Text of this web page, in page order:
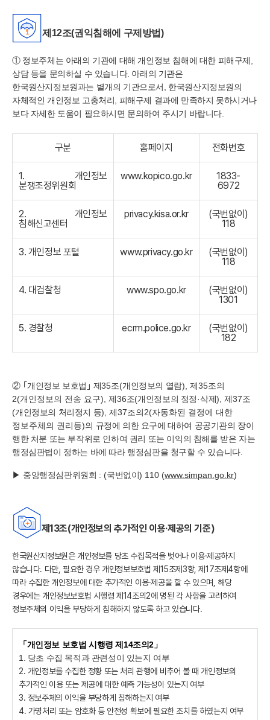
제12조(권익침해에 구제방법)
① 정보주체는 아래의 기관에 대해 개인정보 침해에 대한 피해구제,
상담 등을 문의하실 수 있습니다. 아래의 기관은
한국원산지정보원과는 별개의 기관으로서, 한국원산지정보원의
자체적인 개인정보 고충처리, 피해구제 결과에 만족하지 못하시거나
보다 자세한 도움이 필요하시면 문의하여 주시기 바랍니다.
구분 홈페이지 전화번호
1. 개인정보
분쟁조정위원회
www.kopico.go.kr
1833-
6972
2. 개인정보
침해신고센터
privacy.kisa.or.kr
(국번없이)
118
3. 개인정보 포털 www.privacy.go.kr
(국번없이)
118
4. 대검찰청 www.spo.go.kr
(국번없이)
1301
5. 경찰청 ecrm.police.go.kr
(국번없이)
182
② ｢ 개인정보 보호법 ｣ 제35조(개인정보의 열람), 제35조의
2(개인정보의 전송 요구), 제36조(개인정보의 정정·삭제),제37조
(개인정보의 처리정지 등), 제37조의2(자동화된 결정에 대한
정보주체의 권리등)의 규정에 의한 요구에 대하여 공공기관의 장이
행한 처분 또는 부작위로 인하여 권리 또는 이익의 침해를 받은 자는
행정심판법이 정하는 바에 따라 행정심판을 청구할 수 있습니다.
▶ 중앙행정심판위원회 : (국번없이) 110 (www.simpan.go.kr)
제13조(개인정보의 추가적인 이용·제공의 기준)
한국원산지정보원은 개인정보를 당초 수집목적을 벗어나 이용·제공하지
않습니다. 다만, 필요한 경우 개인정보보호법 제15조제3항, 제17조제4항에
따라 수집한 개인정보에 대한 추가적인 이용·제공을 할 수 있으며, 해당
경우에는 개인정보보호법 시행령 제14조의2에 명된 각 사항을 고려하여
정보주체의 이익을 부당하게 침해하지 않도록 하고 있습니다.
「개인정보 보호법 시행령 제14조의2」
1. 당초 수집 목적과 관련성이 있는지 여부
2. 개인정보를 수집한 정황 또는 처리 관행에 비추어 볼 때 개인정보의
추가적인 이용 또는 제공에 대한 예측 가능성이 있는지 여부
3. 정보주체의 이익을 부당하게 침해하는지 여부
4. 가명처리 또는 암호화 등 안전성 확보에 필요한 조치를 하였는지 여부